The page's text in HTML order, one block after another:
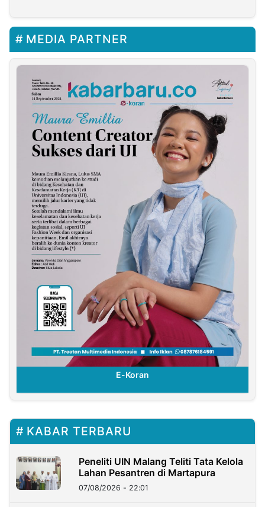
MEDIA PARTNER
E-Koran
KABAR TERBARU
Peneliti UIN Malang Teliti Tata Kelola
Lahan Pesantren di Martapura
07/08/2026 - 22:01